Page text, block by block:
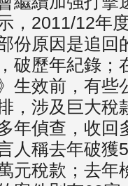
，2011/12年
份原因是追回
破歷年紀錄；
生效前，有
，涉及巨大稅
年偵查，收回
人稱去年破獲
元稅款；去年